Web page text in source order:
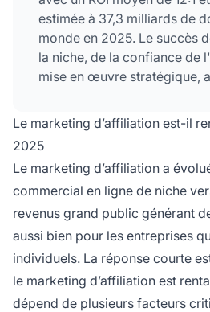
estimée à 37,3 milliards de
monde en 2025. Le succès
la niche, de la confiance de
mise en œuvre stratégique,
mois.
Le marketing d’affiliation est-il
2025
Le marketing d’affiliation a
commercial en ligne de niche
revenus grand public générant
aussi bien pour les entreprises
individuels. La réponse courte
le marketing d’affiliation est
dépend de plusieurs facteurs